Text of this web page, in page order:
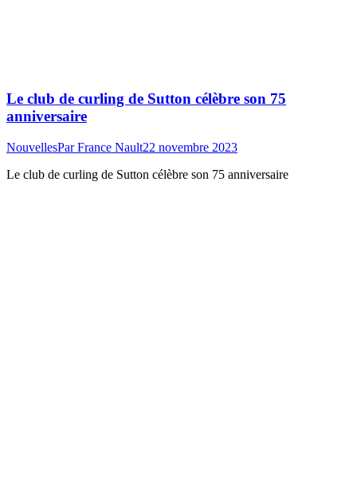
Le club de curling de Sutton célèbre son 75
anniversaire
NouvellesParFrance Nault22 novembre 2023
Le club de curling de Sutton célèbre son 75 anniversaire